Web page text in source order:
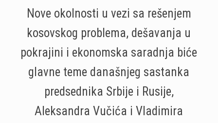
Nove okolnosti u vezi sa rešenjem
kosovskog problema, dešavanja u
pokrajini i ekonomska saradnja biće
glavne teme današnjeg sastanka
predsednika Srbije i Rusije,
Aleksandra Vučića i Vladimira